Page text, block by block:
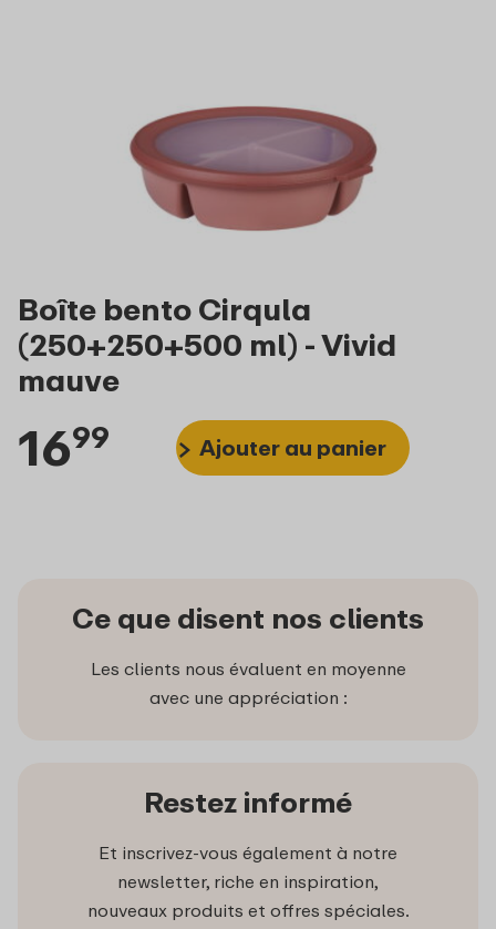
Boîte bento Cirqula
(250+250+500 ml) - Vivid
mauve
1699 Ajouter au panier
Ce que disent nos clients
Les clients nous évaluent en moyenne
avec une appréciation :
Restez informé
Et inscrivez-vous également à notre
newsletter, riche en inspiration,
nouveaux produits et offres spéciales.